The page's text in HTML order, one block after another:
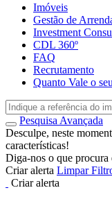
Imóveis
Gestão de
Investment
CDL 360º
FAQ
Recrutamento
Quanto Vale o
Pesquisa Avançada
Desculpe, neste
características!
Diga-nos o que procura
Criar alerta Limpar
Criar alerta